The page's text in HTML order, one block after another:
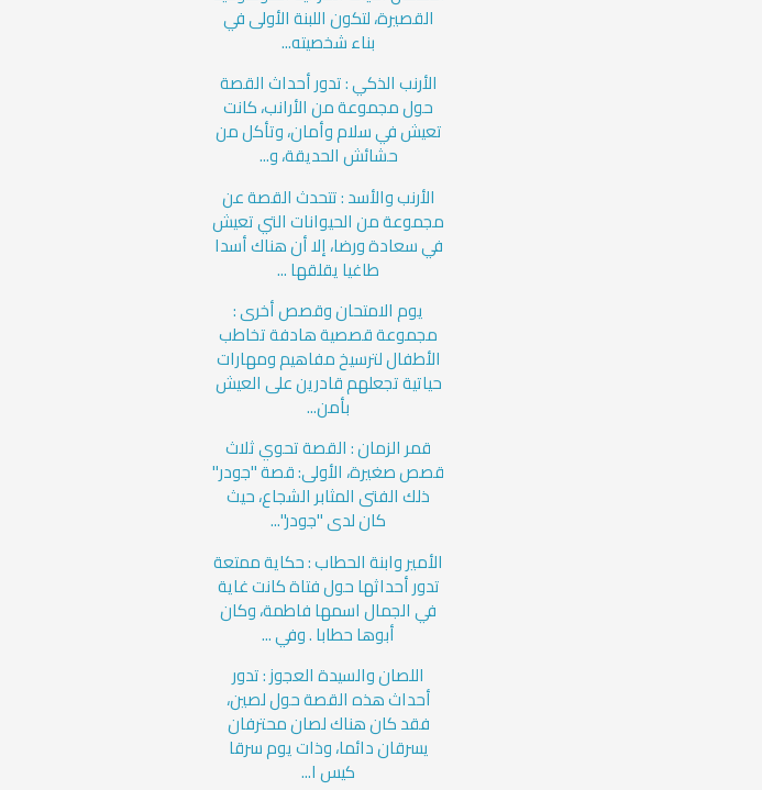
القصيرة، لتكون اللبنة الأولى في
بناء شخصيته...
الأرنب الذكي : تدور أحداث القصة
حول مجموعة من الأرانب، كانت
تعيش في سلام وأمان، وتأكل من
حشائش الحديقة، و...
الأرنب والأسد : تتحدث القصة عن
مجموعة من الحيوانات التي تعيش
في سعادة ورضا، إلا أن هناك أسدا
طاغيا يقلقها ...
يوم الامتحان وقصص أخرى :
مجموعة قصصية هادفة تخاطب
الأطفال لترسيخ مفاهيم ومهارات
حياتية تجعلهم قادرين على العيش
بأمن...
قمر الزمان : القصة تحوي ثلاث
قصص صغيرة، الأولى: قصة "جودر"
ذلك الفتى المثابر الشجاع، حيث
كان لدى "جودر"...
الأمير وابنة الحطاب : حكاية ممتعة
تدور أحداثها حول فتاة كانت غاية
في الجمال اسمها فاطمة، وكان
أبوها حطابا . وفي ...
اللصان والسيدة العجوز : تدور
أحداث هذه القصة حول لصين،
فقد كان هناك لصان محترفان
يسرقان دائما، وذات يوم سرقا
كيس ا...